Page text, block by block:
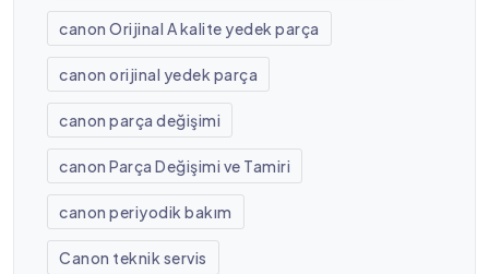
canon Orijinal A kalite yedek parça
canon orijinal yedek parça
canon parça değişimi
canon Parça Değişimi ve Tamiri
canon periyodik bakım
Canon teknik servis